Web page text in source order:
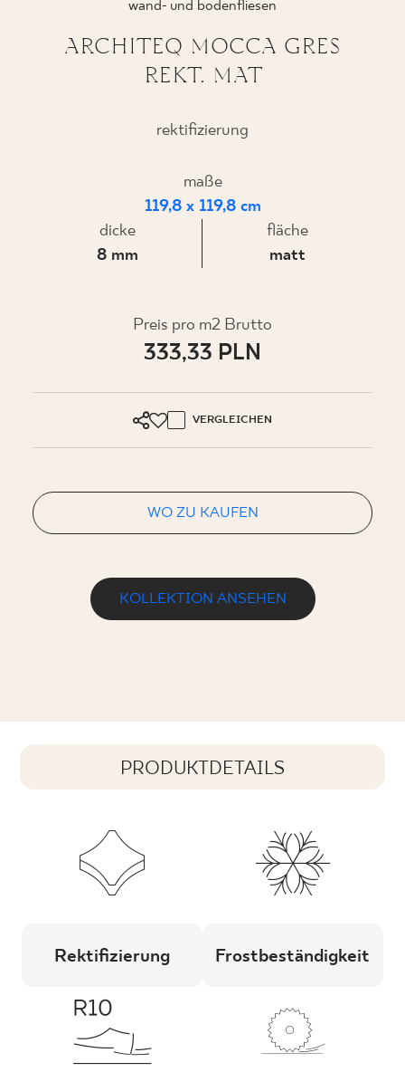
WO ZU KAUFEN
ÜBER UNS
MEIN PROFIL
EN SK DE UK
wand- und bodenfliesen
ARCHITEQ MOCCA GRES
REKT. MAT
rektifizierung
maße
119,8 x 119,8 cm
dicke
8 mm
fläche
matt
Preis pro m2 Brutto
333,33 PLN
VERGLEICHEN
WO ZU KAUFEN
KOLLEKTION ANSEHEN
PRODUKTDETAILS
Rektifizierung Frostbeständigkeit